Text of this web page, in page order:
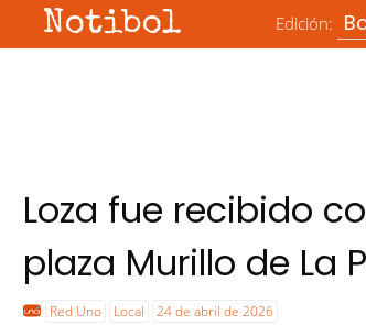
Notibol Edición:
Loza fue recibido
plaza Murillo de La
Red Uno Local 24 de abril de 2026